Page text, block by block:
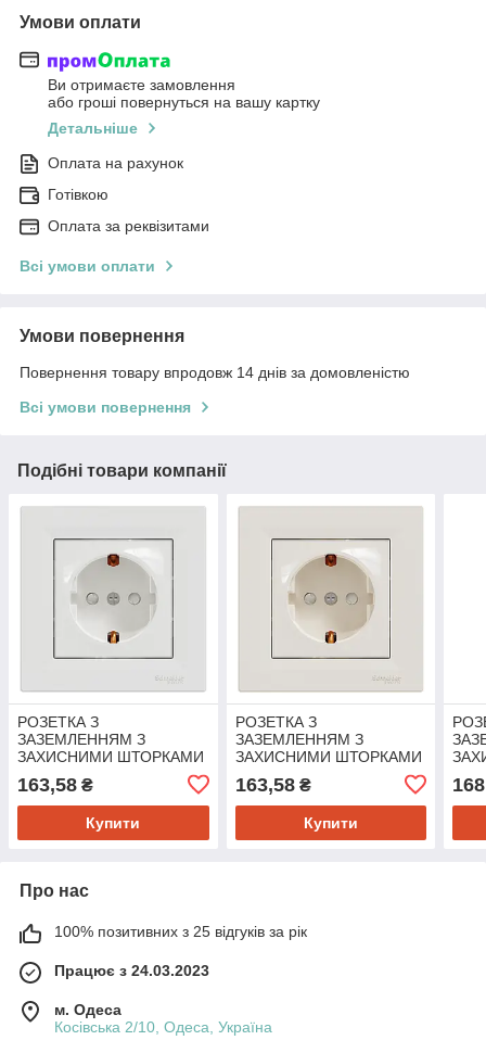
Умови оплати
Ви отримаєте замовлення
або гроші повернуться на вашу картку
Детальніше
Оплата на рахунок
Готівкою
Оплата за реквізитами
Всі умови оплати
Умови повернення
Повернення товару впродовж 14 днів за домовленістю
Всі умови повернення
Подібні товари компанії
РОЗЕТКА З
ЗАЗЕМЛЕННЯМ З
ЗАХИСНИМИ ШТОРКАМИ
163,58 ₴
Купити
РОЗЕТКА З
ЗАЗЕМЛЕННЯМ З
ЗАХИСНИМИ ШТОРКАМИ
163,58₴
Купити
Про нас
100% позитивних з 25 відгуків за рік
Працює з 24.03.2023
м. Одеса
Косівська 2/10, Одеса, Україна